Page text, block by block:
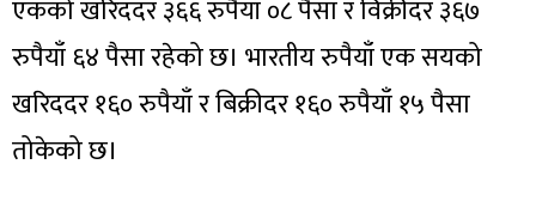
एकको खरिददर ३६६ रुपैयाँ ०८ पैसा र विक्रीदर ३६७
रुपैयाँ ६४ पैसा रहेको छ। भारतीय रुपैयाँ एक सयको
खरिददर १६० रुपैयाँ र बिक्रीदर १६० रुपैयाँ १५ पैसा
तोकेको छ।